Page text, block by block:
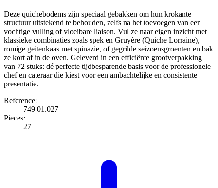
Deze quichebodems zijn speciaal gebakken om hun krokante
structuur uitstekend te behouden, zelfs na het toevoegen van een
vochtige vulling of vloeibare liaison. Vul ze naar eigen inzicht met
klassieke combinaties zoals spek en Gruyère (Quiche Lorraine),
romige geitenkaas met spinazie, of gegrilde seizoensgroenten en bak
ze kort af in de oven. Geleverd in een efficiënte grootverpakking
van 72 stuks: dé perfecte tijdbesparende basis voor de professionele
chef en cateraar die kiest voor een ambachtelijke en consistente
presentatie.
Reference:
749.01.027
Pieces:
27